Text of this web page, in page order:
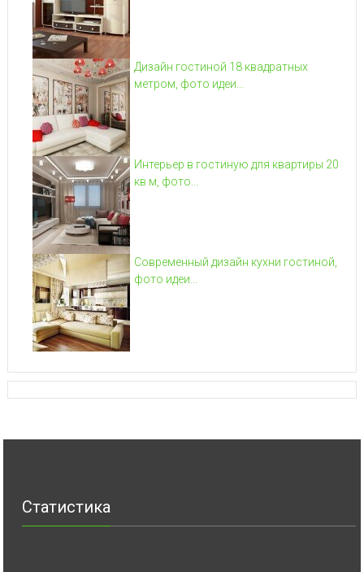
Дизайн гостиной 18 квадратных
метром, фото идеи...
Интерьер в гостиную для квартиры 20
кв м, фото...
Современный дизайн кухни гостиной,
фото идеи...
Статистика